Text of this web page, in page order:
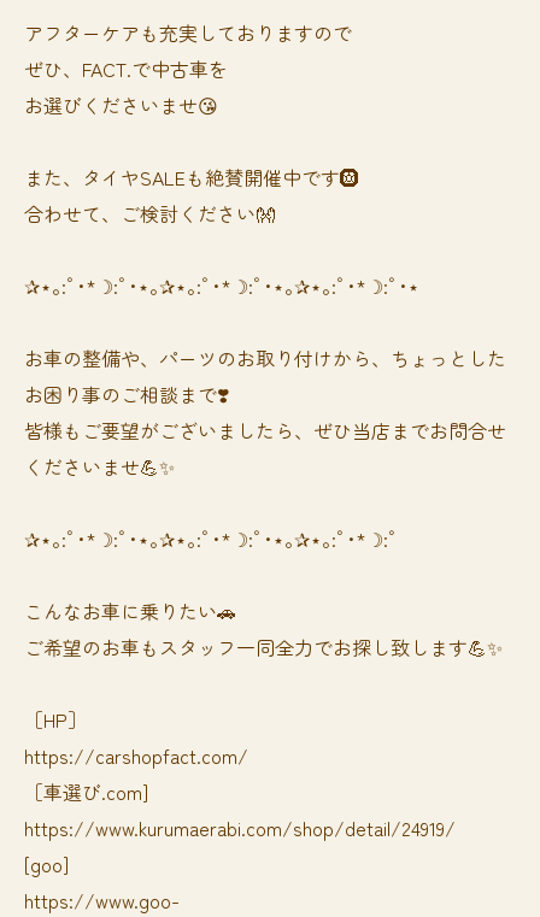
アフターケアも充実しておりますので
ぜひ、FACT.で中古車を
お選びくださいませ😘
また、タイヤSALEも絶賛開催中です🛞
合わせて、ご検討ください👐
✰⋆｡:ﾟ･*☽:ﾟ･⋆｡✰⋆｡:ﾟ･*☽:ﾟ･⋆｡✰⋆｡:ﾟ･*☽:ﾟ･⋆
お車の整備や、パーツのお取り付けから、ちょっとした
お困り事のご相談まで❣️
皆様もご要望がございましたら、ぜひ当店までお問合せ
くださいませ💪✨
✰⋆｡:ﾟ･*☽:ﾟ･⋆｡✰⋆｡:ﾟ･*☽:ﾟ･⋆｡✰⋆｡:ﾟ･*☽:ﾟ
⁡⁡⁡こんなお車に乗りたい🚗
ご希望のお車もスタッフ一同全力でお探し致します💪✨
［HP］
https://carshopfact.com/
［車選び.com]
https://www.kurumaerabi.com/shop/detail/24919/
[goo]
https://www.goo-